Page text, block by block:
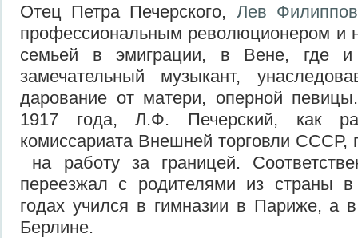
Отец Петра Печерского, Лев
профессиональным революционером и
семьей в эмиграции, в Вене, где и
замечательный музыкант,
дарование от матери, оперной
1917 года, Л.Ф. Печерский, как
комиссариата Внешней торговли СССР,
на работу за границей.
переезжал с родителями из страны
годах учился в гимназии в Париже, а
Берлине.